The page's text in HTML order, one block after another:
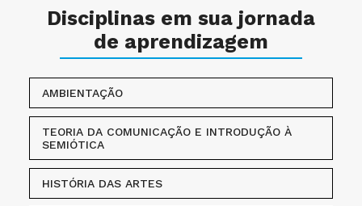
Disciplinas em sua jornada
de aprendizagem
AMBIENTAÇÃO
TEORIA DA COMUNICAÇÃO E INTRODUÇÃO À
SEMIÓTICA
HISTÓRIA DAS ARTES